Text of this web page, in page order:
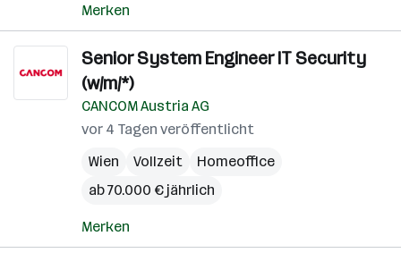
Merken
Senior System Engineer IT Security
(w/m/*)
CANCOM Austria AG
vor 4 Tagen veröffentlicht
Wien
Vollzeit
Homeoffice
ab 70.000 € jährlich
Merken